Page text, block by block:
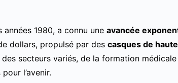
1980, a connu une avancée
dollars, propulsé par des casques de
secteurs variés, de la formation
l’avenir.